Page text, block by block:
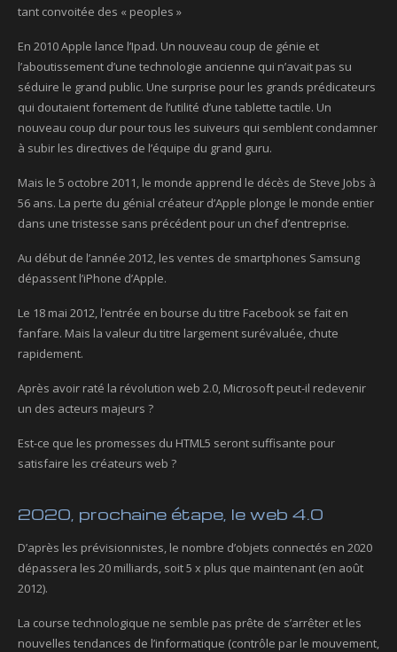
tant convoitée des « peoples »
En 2010 Apple lance l’Ipad. Un nouveau coup de génie et
l’aboutissement d’une technologie ancienne qui n’avait pas su
séduire le grand public. Une surprise pour les grands prédicateurs
qui doutaient fortement de l’utilité d’une tablette tactile. Un
nouveau coup dur pour tous les suiveurs qui semblent condamner
à subir les directives de l’équipe du grand guru.
Mais le 5 octobre 2011, le monde apprend le décès de Steve Jobs à
56 ans. La perte du génial créateur d’Apple plonge le monde entier
dans une tristesse sans précédent pour un chef d’entreprise.
Au début de l’année 2012, les ventes de smartphones Samsung
dépassent l’iPhone d’Apple.
Le 18 mai 2012, l’entrée en bourse du titre Facebook se fait en
fanfare. Mais la valeur du titre largement surévaluée, chute
rapidement.
Après avoir raté la révolution web 2.0, Microsoft peut-il redevenir
un des acteurs majeurs ?
Est-ce que les promesses du HTML5 seront suffisante pour
satisfaire les créateurs web ?
2020, prochaine étape, le web 4.0
D’après les prévisionnistes, le nombre d’objets connectés en 2020
dépassera les 20 milliards, soit 5 x plus que maintenant (en août
2012).
La course technologique ne semble pas prête de s’arrêter et les
nouvelles tendances de l’informatique (contrôle par le mouvement,